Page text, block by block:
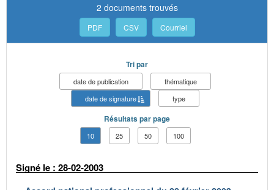
2 documents trouvés
PDF CSV Courriel
Tri par
date de publication
thématique
date de signature
type
Résultats par page
10 25 50 100
Signé le : 28-02-2003